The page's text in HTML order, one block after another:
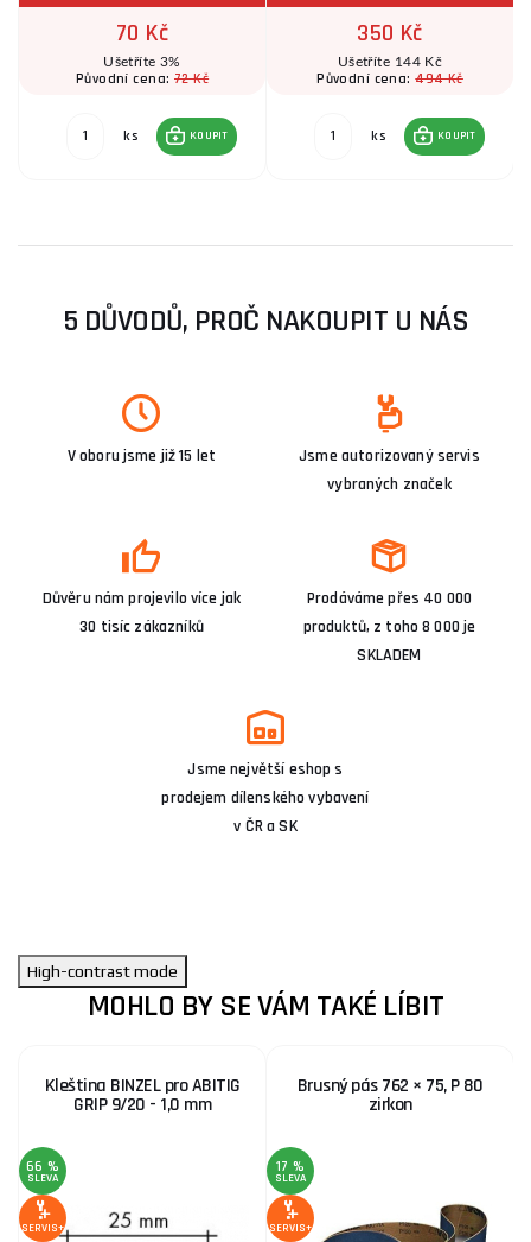
70 Kč
Ušetříte 3%
Původní cena: 72 Kč
ks KOUPIT
350 Kč
Ušetříte 144 Kč
Původní cena:494 Kč
ks KOUPIT
5 DŮVODŮ, PROČ NAKOUPIT U NÁS
V oboru jsme již 15 let
Jsme autorizovaný servis
vybraných značek
Důvěru nám projevilo více jak
30 tisíc zákazníků
Prodáváme přes 40 000
produktů, z toho 8 000 je
SKLADEM
Jsme největší eshop s
prodejem dílenského vybavení
v ČR a SK
High-contrast mode
MOHLO BY SE VÁM TAKÉ LÍBIT
Kleština BINZEL pro ABITIG
GRIP 9/20 - 1,0 mm
66 %
SLEVA
SERVIS+
Brusný pás 762 × 75, P 80
zirkon
17 %
SLEVA
SERVIS+